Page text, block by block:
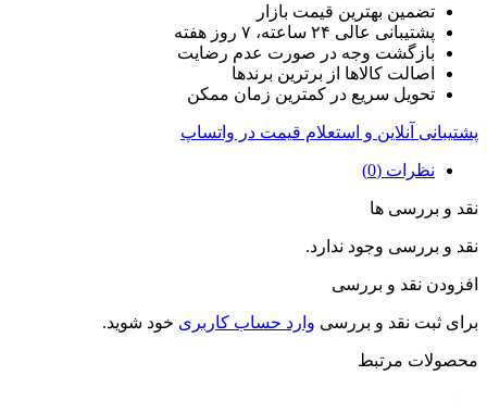
تضمین بهترین قیمت بازار
پشتیبانی عالی ۲۴ ساعته، ۷ روز هفته
بازگشت وجه در صورت عدم رضایت
اصالت کالاها از برترین برندها
تحویل سریع در کمترین زمان ممکن
پشتیبانی آنلاین و استعلام قیمت در واتساپ
نظرات (0)
نقد و بررسی ها
نقد و بررسی وجود ندارد.
افزودن نقد و بررسی
برای ثبت نقد و بررسی وارد حساب کاربری خود شوید.
محصولات مرتبط